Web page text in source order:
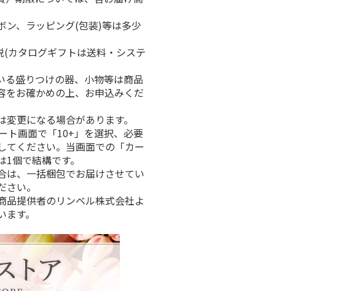
、ラッピング(包装)等は多少
タログギフトは送料・システ
盛りつけの器、小物等は商品
をお確かめの上、お申込みくだ
更になる場合があります。
ト画面で「10+」を選択、必要
てください。当画面での「カー
個で結構です。
、一括梱包でお届けさせてい
い。
提供者のリンベル株式会社よ
す。